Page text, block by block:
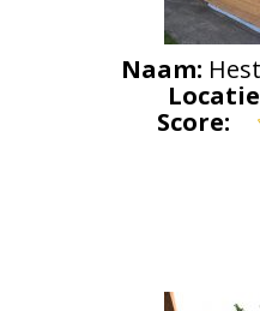
Naam:
Score: